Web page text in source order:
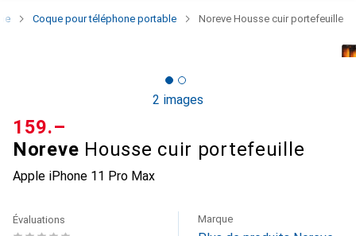
Coque pour téléphone portable Noreve Housse cuir portefeuille
2 images
Noreve Housse cuir portefeuille
Apple iPhone 11 Pro Max
CHF
159.–
Évaluations Marque